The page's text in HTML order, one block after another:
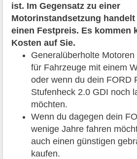
ist. Im Gegensatz zu einer
Motorinstandsetzung
einen Festpreis. Es kommen
Kosten auf Sie.
Generalüberholte
für Fahrzeuge mit einem
oder wenn du dein FORD
Stufenheck 2.0 GDI noch
möchten.
Wenn du dagegen dein
wenige Jahre fahren
auch einen günstigen
kaufen.